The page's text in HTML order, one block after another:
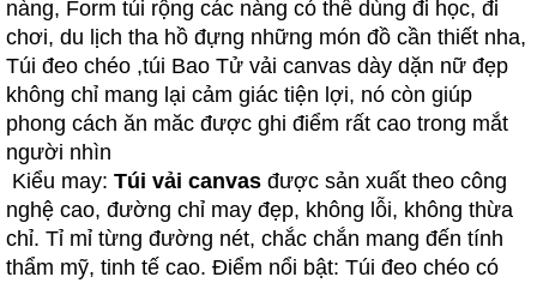
nàng, Form túi rộng các nàng có thể dùng đi học, đi
chơi, du lịch tha hồ đựng những món đồ cần thiết nha,
Túi đeo chéo ,túi Bao Tử vải canvas dày dặn nữ đẹp
không chỉ mang lại cảm giác tiện lợi, nó còn giúp
phong cách ăn măc được ghi điểm rất cao trong mắt
người nhìn
Kiểu may: Túi vải canvas được sản xuất theo công
nghệ cao, đường chỉ may đẹp, không lỗi, không thừa
chỉ. Tỉ mỉ từng đường nét, chắc chắn mang đến tính
thẩm mỹ, tinh tế cao. Điểm nổi bật: Túi đeo chéo có